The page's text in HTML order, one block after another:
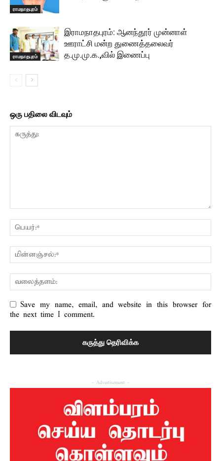
ராமநாதபுரம்
ராமநாதபுரம்
இராமநாதபுரம்: ஆனந்தூர் முன்னாள்
ஊராட்சி மன்ற துணைத்தலைவர்
த.மு.மு.க.,வில் இணைப்பு
ஒரு பதிலை விடவும்
Save my name, email, and website in this browser for
the next time I comment.
- Advertisement -